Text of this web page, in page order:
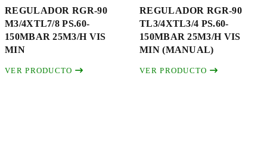
REGULADOR RGR-90
M3/4XTL7/8 PS.60-
150MBAR 25M3/H VIS
MIN
VER PRODUCTO
REGULADOR RGR-90
TL3/4XTL3/4 PS.60-
150MBAR 25M3/H VIS
MIN (MANUAL)
VER PRODUCTO